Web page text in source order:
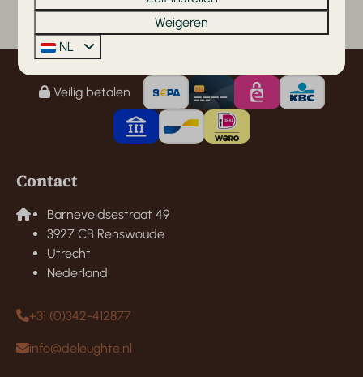
Veilig betalen
Contact
Barneveldsestraat 49
3927 CB Renswoude
Utrecht
Nederland
+31 (0)342-412877
info@deleughte.nl
Weigeren
NL